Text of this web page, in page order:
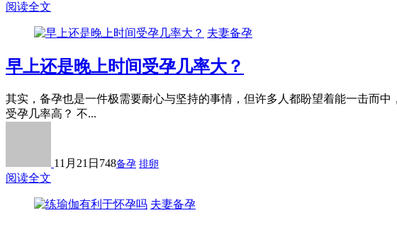
阅读全文
夫妻备孕
早上还是晚上时间受孕几率大？
其实，备孕也是一件极需要耐心与坚持的事情，但许多人都盼望着能一击而
受孕几率高？ 不...
11月21日 748备孕 排卵
阅读全文
夫妻备孕